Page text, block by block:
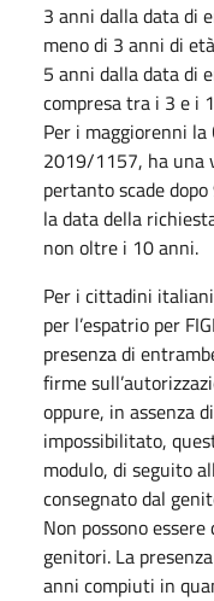
3 anni dalla data di
meno di 3 anni di
5 anni dalla data di
compresa tra i 3 e i
Per i maggiorenni la
2019/1157, ha una
pertanto scade
la data della
non oltre i 10 anni.
Per i cittadini
per l’espatrio per
presenza di
firme
oppure, in assenza
impossibilitato,
modulo, di seguito
consegnato dal
Non possono
genitori. La
anni compiuti in